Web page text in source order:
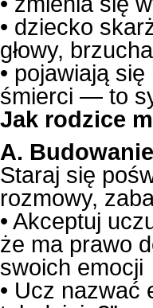
• dziecko
głowy,
• pojawiają
śmierci — to
Jak rodzice
A.
Staraj się
rozmowy,
• Akceptuj
że ma prawo
swoich emocji
• Ucz